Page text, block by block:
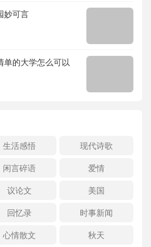
妙可言
单的大学怎么可以
生活感悟
现代诗歌
闲言碎语
爱情
议论文
美国
回忆录
时事新闻
心情散文 秋天